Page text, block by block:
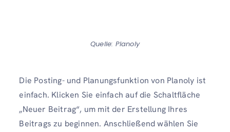
Quelle: Planoly
Die Posting- und Planungsfunktion von Planoly ist
einfach. Klicken Sie einfach auf die Schaltfläche
„Neuer Beitrag“, um mit der Erstellung Ihres
Beitrags zu beginnen. Anschließend wählen Sie